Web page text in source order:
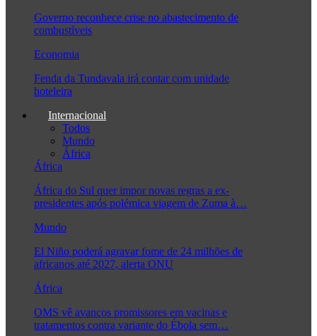
Governo reconhece crise no abastecimento de
combustíveis
Economia
Fenda da Tundavala irá contar com unidade
hoteleira
Internacional
Todos
Mundo
África
África
África do Sul quer impor novas regras a ex-
presidentes após polémica viagem de Zuma à…
Mundo
El Niño poderá agravar fome de 24 milhões de
africanos até 2027, alerta ONU
África
OMS vê avanços promissores em vacinas e
tratamentos contra variante do Ébola sem…